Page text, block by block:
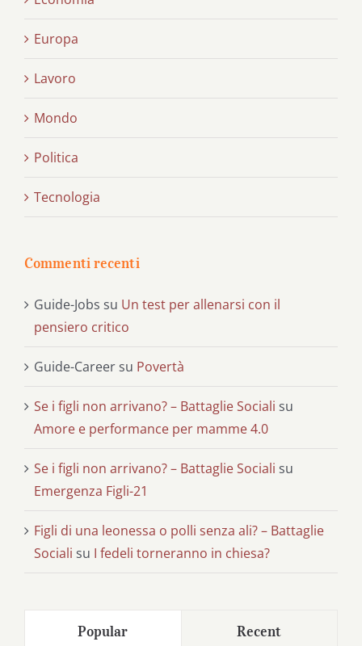
Europa
Lavoro
Mondo
Politica
Tecnologia
Commenti recenti
Guide-Jobs su Un test per allenarsi con il
pensiero critico
Guide-Career su Povertà
Se i figli non arrivano? – Battaglie Sociali su
Amore e performance per mamme 4.0
Se i figli non arrivano? – Battaglie Sociali su
Emergenza Figli-21
Figli di una leonessa o polli senza ali? – Battaglie
Sociali su I fedeli torneranno in chiesa?
Popular Recent